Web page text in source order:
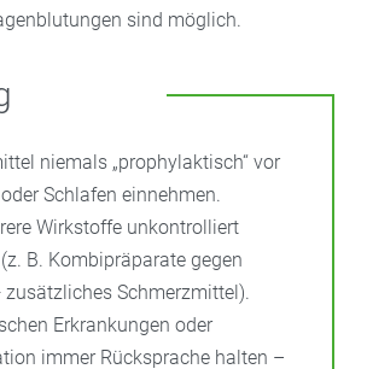
sind möglich.
niemals „prophylaktisch“ vor
Schlafen einnehmen.
Wirkstoffe unkontrolliert
B. Kombipräparate gegen
zusätzliches Schmerzmittel).
Erkrankungen oder
immer Rücksprache halten –